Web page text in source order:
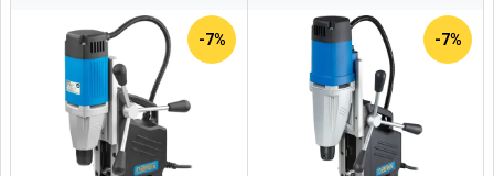
-7% -7%